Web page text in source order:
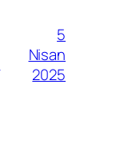
5
Nisan
2025